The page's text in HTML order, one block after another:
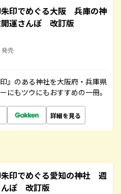
印でめぐる大阪 兵庫の神
運さんぽ 改訂版
発売
』のある神社を大阪府・兵庫県
にもツウにもおすすめの一冊。
詳細を見る
印でめぐる愛知の神社 週
んぽ 改訂版